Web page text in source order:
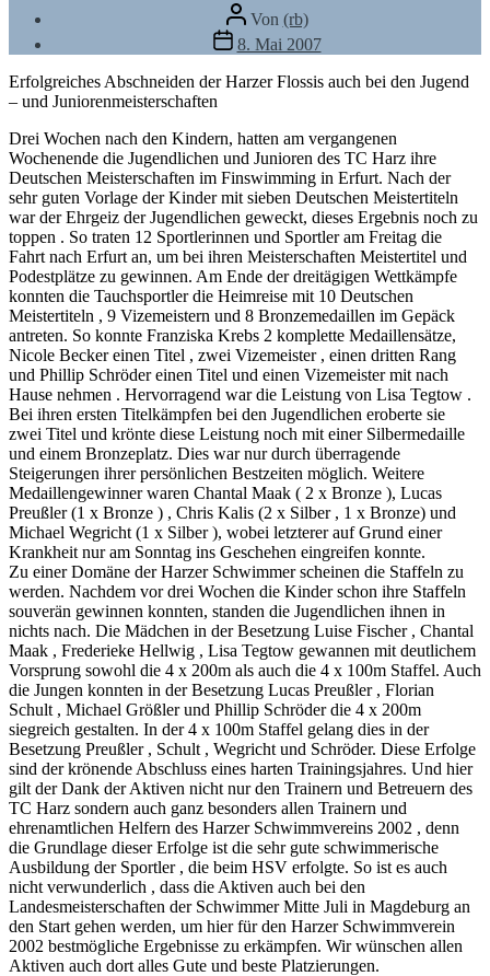
Beitragsautor
Von (rb)
Veröffentlichungsdatum
8. Mai 2007
Erfolgreiches Abschneiden der Harzer Flossis auch bei den Jugend
– und Juniorenmeisterschaften
Drei Wochen nach den Kindern, hatten am vergangenen
Wochenende die Jugendlichen und Junioren des TC Harz ihre
Deutschen Meisterschaften im Finswimming in Erfurt. Nach der
sehr guten Vorlage der Kinder mit sieben Deutschen Meistertiteln
war der Ehrgeiz der Jugendlichen geweckt, dieses Ergebnis noch zu
toppen . So traten 12 Sportlerinnen und Sportler am Freitag die
Fahrt nach Erfurt an, um bei ihren Meisterschaften Meistertitel und
Podestplätze zu gewinnen. Am Ende der dreitägigen Wettkämpfe
konnten die Tauchsportler die Heimreise mit 10 Deutschen
Meistertiteln , 9 Vizemeistern und 8 Bronzemedaillen im Gepäck
antreten. So konnte Franziska Krebs 2 komplette Medaillensätze,
Nicole Becker einen Titel , zwei Vizemeister , einen dritten Rang
und Phillip Schröder einen Titel und einen Vizemeister mit nach
Hause nehmen . Hervorragend war die Leistung von Lisa Tegtow .
Bei ihren ersten Titelkämpfen bei den Jugendlichen eroberte sie
zwei Titel und krönte diese Leistung noch mit einer Silbermedaille
und einem Bronzeplatz. Dies war nur durch überragende
Steigerungen ihrer persönlichen Bestzeiten möglich. Weitere
Medaillengewinner waren Chantal Maak ( 2 x Bronze ), Lucas
Preußler (1 x Bronze ) , Chris Kalis (2 x Silber , 1 x Bronze) und
Michael Wegricht (1 x Silber ), wobei letzterer auf Grund einer
Krankheit nur am Sonntag ins Geschehen eingreifen konnte.
Zu einer Domäne der Harzer Schwimmer scheinen die Staffeln zu
werden. Nachdem vor drei Wochen die Kinder schon ihre Staffeln
souverän gewinnen konnten, standen die Jugendlichen ihnen in
nichts nach. Die Mädchen in der Besetzung Luise Fischer , Chantal
Maak , Frederieke Hellwig , Lisa Tegtow gewannen mit deutlichem
Vorsprung sowohl die 4 x 200m als auch die 4 x 100m Staffel. Auch
die Jungen konnten in der Besetzung Lucas Preußler , Florian
Schult , Michael Größler und Phillip Schröder die 4 x 200m
siegreich gestalten. In der 4 x 100m Staffel gelang dies in der
Besetzung Preußler , Schult , Wegricht und Schröder. Diese Erfolge
sind der krönende Abschluss eines harten Trainingsjahres. Und hier
gilt der Dank der Aktiven nicht nur den Trainern und Betreuern des
TC Harz sondern auch ganz besonders allen Trainern und
ehrenamtlichen Helfern des Harzer Schwimmvereins 2002 , denn
die Grundlage dieser Erfolge ist die sehr gute schwimmerische
Ausbildung der Sportler , die beim HSV erfolgte. So ist es auch
nicht verwunderlich , dass die Aktiven auch bei den
Landesmeisterschaften der Schwimmer Mitte Juli in Magdeburg an
den Start gehen werden, um hier für den Harzer Schwimmverein
2002 bestmögliche Ergebnisse zu erkämpfen. Wir wünschen allen
Aktiven auch dort alles Gute und beste Platzierungen.